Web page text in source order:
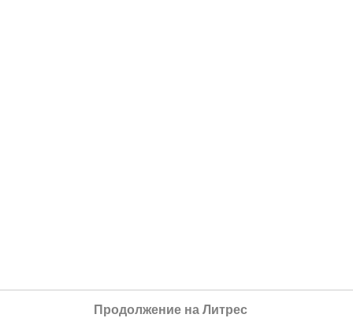
Продолжение на Литрес